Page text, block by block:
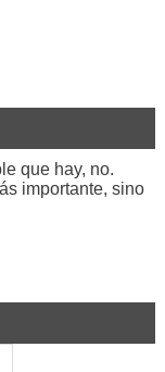
que hay, no.
importante, sino